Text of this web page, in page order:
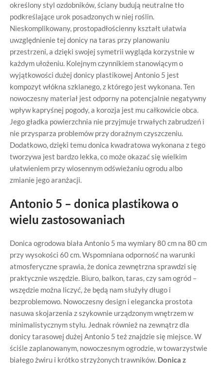
określony styl ozdobników, ściany budują neutralne tło
podkreślające urok posadzonych w niej roślin.
Nieskomplikowany, prostopadłościenny kształt ułatwia
uwzględnienie tej donicy na taras przy planowaniu
przestrzeni, a dzięki swojej symetrii wygląda korzystnie w
każdym ułożeniu. Kolejnym czynnikiem stanowiącym o
wyjątkowości dużej donicy plastikowej Antonio 5 jest
kompozyt włókna szklanego, z którego jest wykonana. Ten
nowoczesny materiał jest odporny na potencjalnie negatywny
wpływ kapryśnej pogody, a korozja jest mu całkowicie obca.
Jego gładka powierzchnia nie przyjmuje trwałych zabrudzeń i
nie przysparza problemów przy doraźnym czyszczeniu.
Dodatkowo, dzięki temu donica kwadratowa wykonana z tego
tworzywa jest bardzo lekka, co może okazać się wielkim
ułatwieniem przy wiosennym odświeżaniu ogrodu albo
zmianie jego aranżacji.
Antonio 5 – donica plastikowa o
wielu zastosowaniach
Donica ogrodowa biała Antonio 5 ma wymiary 80 cm na 80 cm
przy wysokości 60 cm. Wspomniana odporność na warunki
atmosferyczne sprawia, że donica zewnętrzna sprawdzi się
praktycznie wszędzie. Biuro, balkon, taras, czy sam ogród –
wszędzie można liczyć, że będą nam służyły długo i
bezproblemowo. Nowoczesny design i elegancka prostota
nasuwa skojarzenia z szykownie urządzonym wnętrzem w
minimalistycznym stylu. Jednak również na zewnątrz dla
donicy tarasowej dużej Antonio 5 też znajdzie się miejsce. W
ściśle zaplanowanym, nowoczesnym ogrodzie, w towarzystwie
białego żwiru i krótko strzyżonych trawników. Donica z